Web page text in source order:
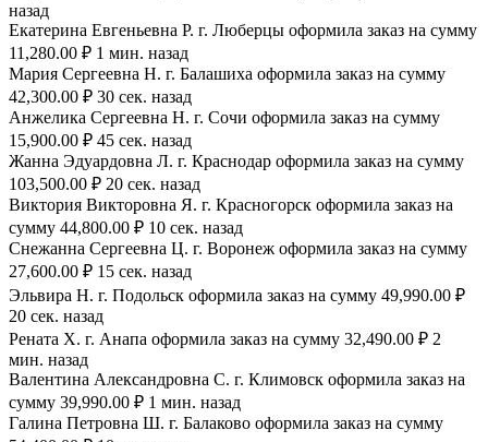
назад
Екатерина Евгеньевна Р. г. Люберцы оформила заказ на сумму
11,280.00 ₽ 1 мин. назад
Мария Сергеевна H. г. Балашиха оформила заказ на сумму
42,300.00 ₽ 30 сек. назад
Анжелика Сергеевна Н. г. Сочи оформила заказ на сумму
15,900.00 ₽ 45 сек. назад
Жанна Эдуардовна Л. г. Краснодар оформила заказ на сумму
103,500.00 ₽ 20 сек. назад
Виктория Викторовна Я. г. Красногорск оформила заказ на
сумму 44,800.00 ₽ 10 сек. назад
Снежанна Сергеевна Ц. г. Воронеж оформила заказ на сумму
27,600.00 ₽ 15 сек. назад
Эльвира Н. г. Подольск оформила заказ на сумму 49,990.00 ₽
20 сек. назад
Рената Х. г. Анапа оформила заказ на сумму 32,490.00 ₽ 2
мин. назад
Валентина Александровна С. г. Климовск оформила заказ на
сумму 39,990.00 ₽ 1 мин. назад
Галина Петровна Ш. г. Балаково оформила заказ на сумму